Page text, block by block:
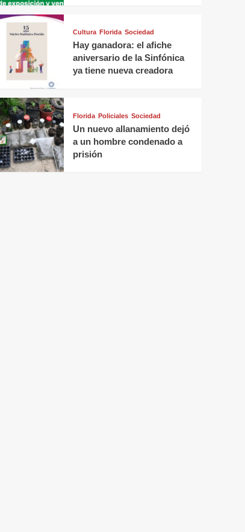
Cultura Florida Sociedad
Hay ganadora: el afiche
aniversario de la Sinfónica
ya tiene nueva creadora
Florida Policiales Sociedad
Un nuevo allanamiento dejó
a un hombre condenado a
prisión